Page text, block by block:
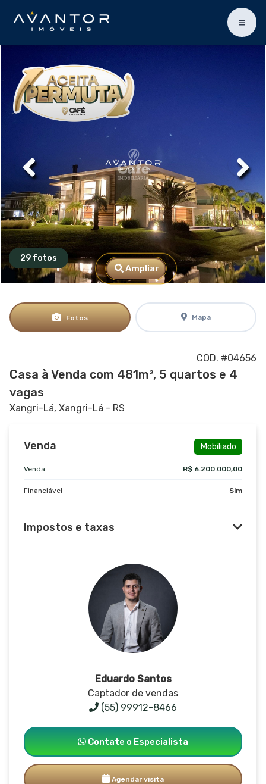
29 fotos
Ampliar
Fotos Mapa
COD. #04656
Casa à Venda com 481m², 5 quartos e 4
vagas
Xangri-Lá, Xangri-Lá - RS
Venda Mobiliado
Venda R$ 6.200.000,00
Financiável Sim
Impostos e taxas
Eduardo Santos
Captador de vendas
(55) 99912-8466
Contate o Especialista
Agendar visita